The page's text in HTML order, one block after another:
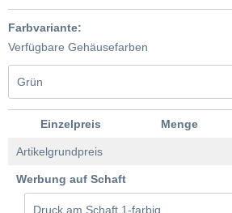
Farbvariante:
Verfügbare Gehäusefarben
Einzelpreis Menge
Artikelgrundpreis
Werbung auf Schaft